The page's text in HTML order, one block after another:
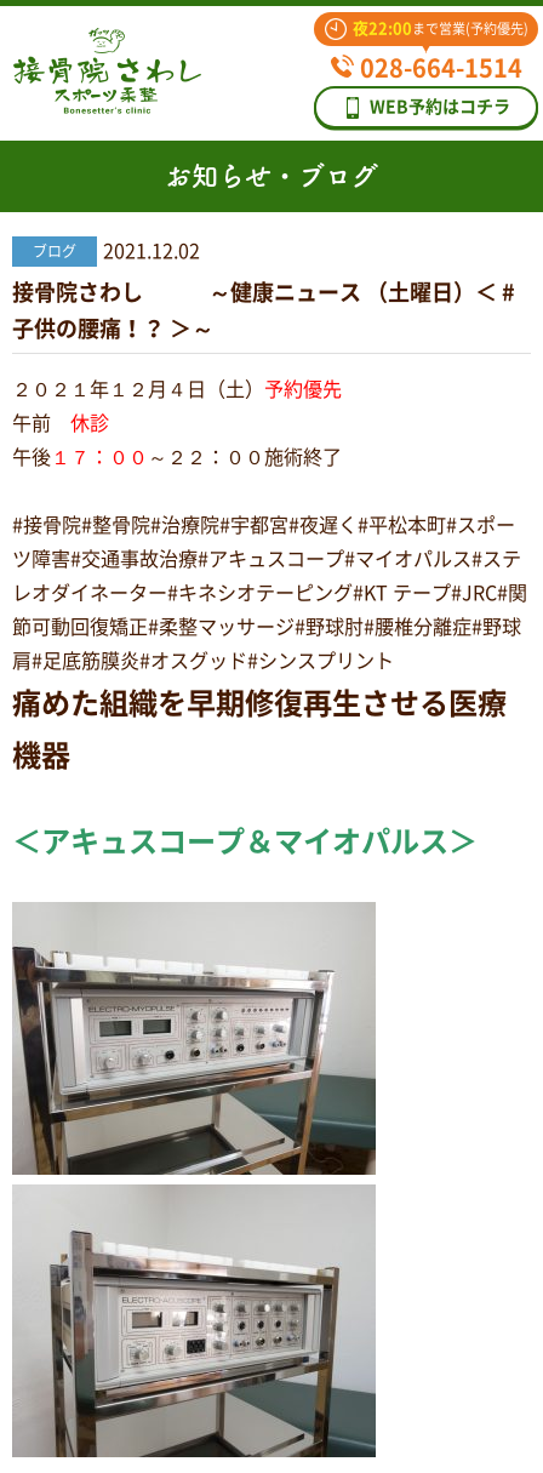
夜22:00 まで営業(予約優先)
028-664-1514
WEB予約はコチラ
お知らせ・ブログ
ブログ 2021.12.02
接骨院さわし ～健康ニュース （土曜日）＜ #
子供の腰痛！？ ＞～
２０２１年１２月４日（土） 予約優先
午前 休診
午後 １７：００ ～２２：００施術終了
#接骨院#整骨院#治療院#宇都宮#夜遅く#平松本町#スポー
ツ障害#交通事故治療#アキュスコープ#マイオパルス#ステ
レオダイネーター#キネシオテーピング#KT テープ#JRC#関
節可動回復矯正#柔整マッサージ#野球肘#腰椎分離症#野球
肩#足底筋膜炎#オスグッド#シンスプリント
痛めた組織を早期修復再生させる医療
機器
＜アキュスコープ＆マイオパルス＞